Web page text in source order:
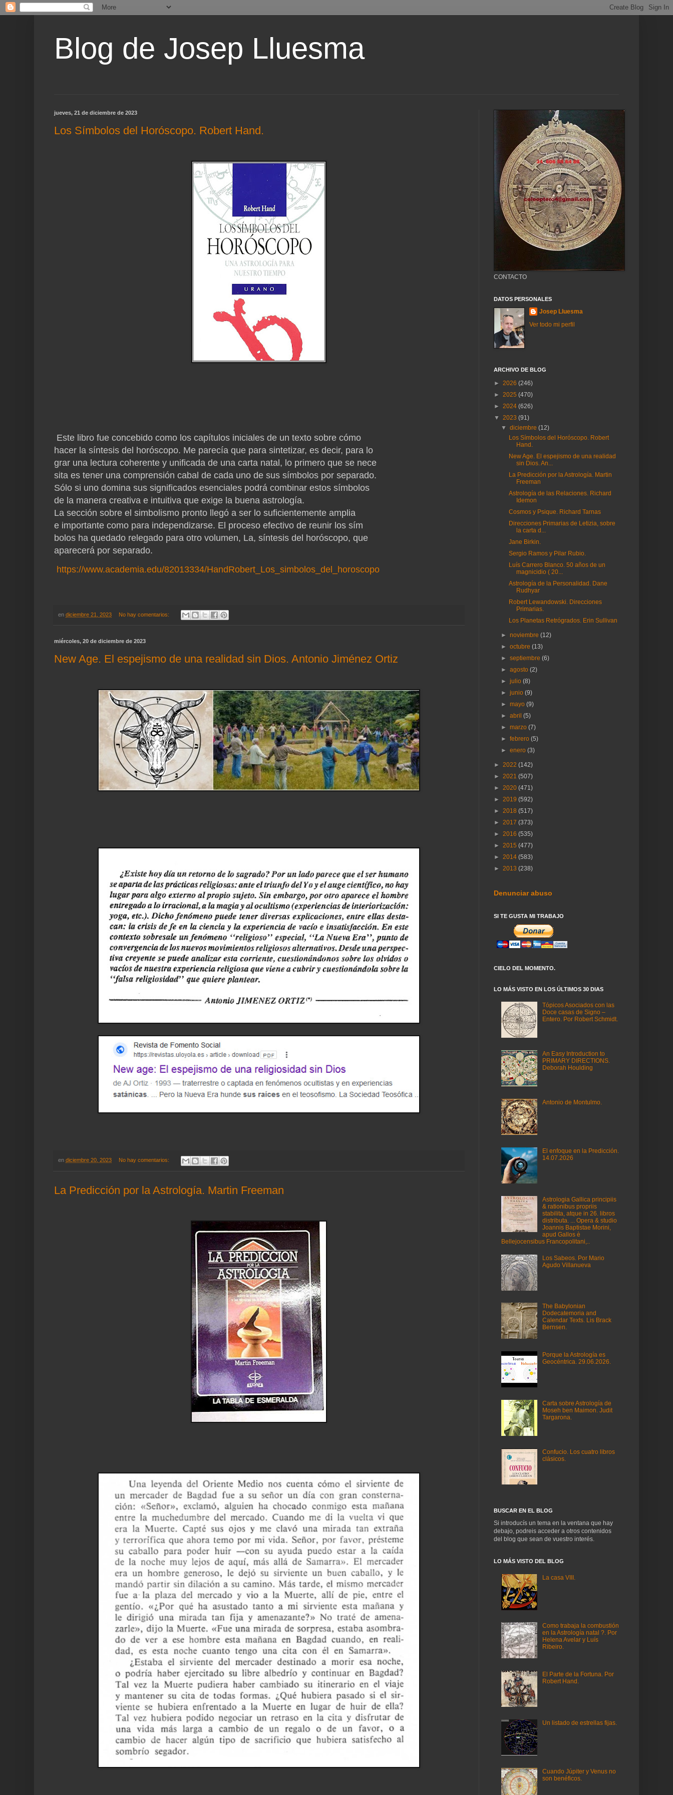
Blog de Josep Lluesma
jueves, 21 de diciembre de 2023
Los Símbolos del Horóscopo. Robert Hand.
Este libro fue concebido como los capítulos iniciales de un texto sobre cómo
hacer la síntesis del horóscopo. Me parecía que para sintetizar, es decir, para lo
grar una lectura coherente y unificada de una carta natal, lo primero que se nece
sita es tener una comprensión cabal de cada uno de sus símbolos por separado.
Sólo si uno domina sus significados esenciales podrá combinar estos símbolos
de la manera creativa e intuitiva que exige la buena astrología.
La sección sobre el simbolismo pronto llegó a ser lo suficientemente amplia
e importante como para independizarse. El proceso efectivo de reunir los sím
bolos ha quedado relegado para otro volumen, La, síntesis del horóscopo, que
aparecerá por separado.
https://www.academia.edu/82013334/HandRobert_Los_simbolos_del_horoscopo
en diciembre 21, 2023 No hay comentarios:
miércoles, 20 de diciembre de 2023
New Age. El espejismo de una realidad sin Dios. Antonio Jiménez Ortiz
en diciembre 20, 2023 No hay comentarios:
La Predicción por la Astrología. Martin Freeman
CONTACTO
DATOS PERSONALES
Josep Lluesma
Ver todo mi perfil
ARCHIVO DE BLOG
► 2026 (246)
► 2025 (470)
► 2024 (626)
▼ 2023 (91)
▼diciembre(12)
Los Símbolos del Horóscopo. Robert
Hand.
New Age. El espejismo de una realidad
sin Dios. An...
La Predicción por la Astrología. Martin
Freeman
Astrología de las Relaciones. Richard
Idemon
Cosmos y Psique. Richard Tarnas
Direcciones Primarias de Letizia, sobre
la carta d...
Jane Birkin.
Sergio Ramos y Pilar Rubio.
Luís Carrero Blanco. 50 años de un
magnicidio ( 20...
Astrología de la Personalidad. Dane
Rudhyar
Robert Lewandowski. Direcciones
Primarias.
Los Planetas Retrógrados. Erin Sullivan
►noviembre(12)
►octubre(13)
►septiembre(6)
►agosto(2)
►julio(8)
►junio(9)
►mayo(9)
►abril(5)
►marzo(7)
►febrero(5)
►enero(3)
► 2022 (142)
► 2021 (507)
► 2020 (471)
► 2019 (592)
► 2018 (517)
► 2017 (373)
► 2016 (535)
► 2015 (477)
► 2014 (583)
► 2013 (238)
Denunciar abuso
SI TE GUSTA MI TRABAJO
CIELO DEL MOMENTO.
LO MÁS VISTO EN LOS ÚLTIMOS 30 DIAS
Tópicos Asociados con las
Doce casas de Signo –
Entero. Por Robert Schmidt.
An Easy Introduction to
PRIMARY DIRECTIONS.
Deborah Houlding
Antonio de Montulmo.
El enfoque en la Predicción.
14.07.2026
Astrologia Gallica principiis
& rationibus propriis
stabilita, atque in 26. libros
distributa. ... Opera & studio
Joannis Baptistae Morini,
apud Gallos è
Bellejocensibus Francopolitani,..
Los Sabeos. Por Mario
Agudo Villanueva
The Babylonian
Dodecatemoria and
Calendar Texts. Lis Brack
Bernsen.
Porque la Astrología es
Geocéntrica. 29.06.2026.
Carta sobre Astrología de
Moseh ben Maimon. Judit
Targarona.
Confucio. Los cuatro libros
clásicos.
BUSCAR EN EL BLOG
Si introducís un tema en la ventana que hay
debajo, podreis acceder a otros contenidos
del blog que sean de vuestro interés.
LO MÁS VISTO DEL BLOG
La casa VIII.
Como trabaja la combustión
en la Astrología natal ?. Por
Helena Avelar y Luís
Ribeiro.
El Parte de la Fortuna. Por
Robert Hand.
Un listado de estrellas fijas.
Cuando Júpiter y Venus no
son benéficos.